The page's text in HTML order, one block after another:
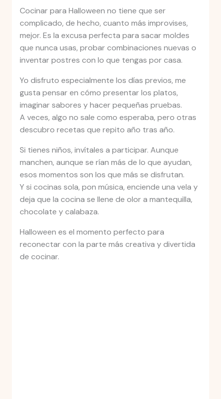
Cocinar para Halloween no tiene que ser
complicado, de hecho, cuanto más improvises,
mejor. Es la excusa perfecta para sacar moldes
que nunca usas, probar combinaciones nuevas o
inventar postres con lo que tengas por casa.
Yo disfruto especialmente los días previos, me
gusta pensar en cómo presentar los platos,
imaginar sabores y hacer pequeñas pruebas.
A veces, algo no sale como esperaba, pero otras
descubro recetas que repito año tras año.
Si tienes niños, invítales a participar. Aunque
manchen, aunque se rían más de lo que ayudan,
esos momentos son los que más se disfrutan.
Y si cocinas sola, pon música, enciende una vela y
deja que la cocina se llene de olor a mantequilla,
chocolate y calabaza.
Halloween es el momento perfecto para
reconectar con la parte más creativa y divertida
de cocinar.